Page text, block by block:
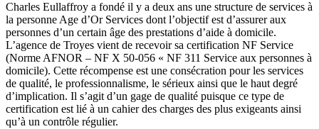
Charles Eullaffroy a fondé il y a deux ans une structure de services à
la personne Age d’Or Services dont l’objectif est d’assurer aux
personnes d’un certain âge des prestations d’aide à domicile.
L’agence de Troyes vient de recevoir sa certification NF Service
(Norme AFNOR – NF X 50-056 « NF 311 Service aux personnes à
domicile). Cette récompense est une consécration pour les services
de qualité, le professionnalisme, le sérieux ainsi que le haut degré
d’implication. Il s’agit d’un gage de qualité puisque ce type de
certification est lié à un cahier des charges des plus exigeants ainsi
qu’à un contrôle régulier.